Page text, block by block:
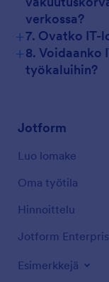
verkossa?
+7. Ovatko IT-
+8. Voidaanko
työkaluihin?
Jotform
Luo lomake
Oma työtila
Hinnoittelu
Jotform
Esimerkkejä